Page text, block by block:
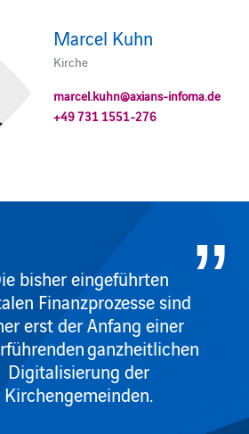
Marcel Kuhn
Kirche
marcel.kuhn@axians-infoma.de
+49 731 1551-276
bisher eingeführten
Finanzprozesse sind
erst der Anfang einer
ganzheitlichen
Digitalisierung der
Kirchengemeinden.